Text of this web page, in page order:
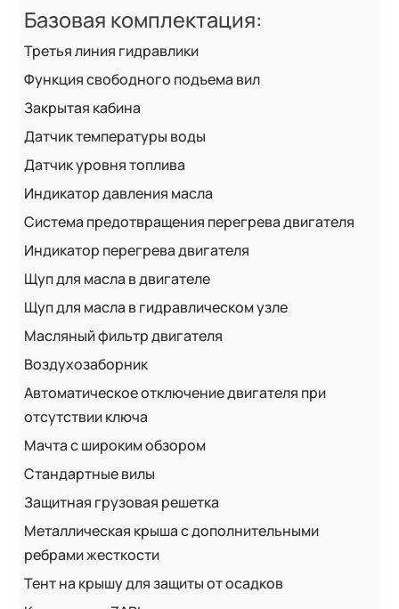
Базовая комплектация:
Третья линия гидравлики
Функция свободного подъема вил
Закрытая кабина
Датчик температуры воды
Датчик уровня топлива
Индикатор давления масла
Система предотвращения перегрева двигателя
Индикатор перегрева двигателя
Щуп для масла в двигателе
Щуп для масла в гидравлическом узле
Масляный фильтр двигателя
Воздухозаборник
Автоматическое отключение двигателя при
отсутствии ключа
Мачта с широким обзором
Стандартные вилы
Защитная грузовая решетка
Металлическая крыша с дополнительными
ребрами жесткости
Тент на крышу для защиты от осадков